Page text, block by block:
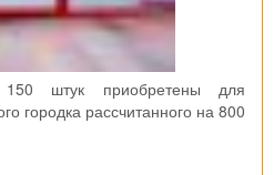
штук приобретены для
городка рассчитанного на 800